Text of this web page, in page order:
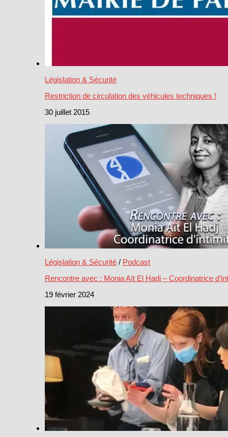
Législation & Sécurité
Restriction de circulation des véhicules techniques !
30 juillet 2015
Législation & Sécurité / Podcast
Rencontre avec : Monia Aït El Hadj – Coordinatrice
19 février 2024